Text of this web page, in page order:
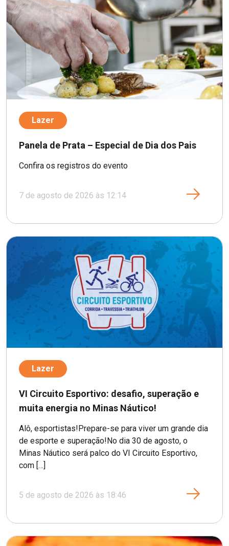
Lazer
Panela de Prata – Especial de Dia dos Pais
Confira os registros do evento
7 de agosto de 2026 às 12:14
Lazer
VI Circuito Esportivo: desafio, superação e
muita energia no Minas Náutico!
Alô, esportistas!Prepare-se para viver um grande dia
de esporte e superação!No dia 30 de agosto, o
Minas Náutico será palco do VI Circuito Esportivo,
com […]
5 de agosto de 2026 às 18:46